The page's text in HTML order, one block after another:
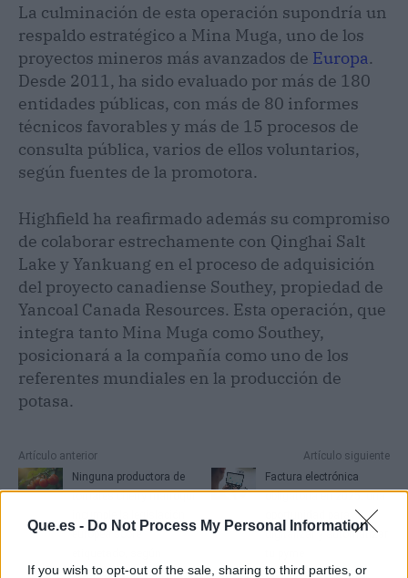
Que.es - Do Not Process My Personal Information
If you wish to opt-out of the sale, sharing to third parties, or
La culminación de esta operación supondría un
respaldo estratégico a Mina Muga, uno de los
proyectos mineros más avanzados de Europa.
Desde 2011, ha sido evaluado por más de 180
entidades públicas, con más de 80 informes
técnicos favorables y más de 15 procesos de
consulta pública, varios de ellos voluntarios,
según fuentes de la promotora.
Highfield ha reafirmado además su compromiso
de colaborar estrechamente con Qinghai Salt
Lake y Yankuang en el proceso de adquisición
del proyecto canadiense Southey, propiedad de
Yancoal Canada Resources. Esta operación, que
integra tanto Mina Muga como Southey,
posicionará a la compañía como uno de los
referentes mundiales en la producción de
potasa.
Artículo anterior
Ninguna productora de
tomates cherry marroquí
europea sobre
expertos en el sector
Artículo siguiente
Factura electrónica
obligatoria en 2025: una
digitalizar y automatizar